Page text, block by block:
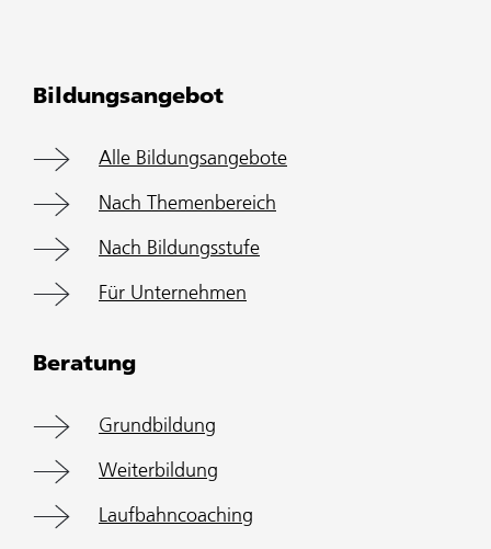
Bildungsangebot
Alle Bildungsangebote
Nach Themenbereich
Nach Bildungsstufe
Für Unternehmen
Beratung
Grundbildung
Weiterbildung
Laufbahncoaching